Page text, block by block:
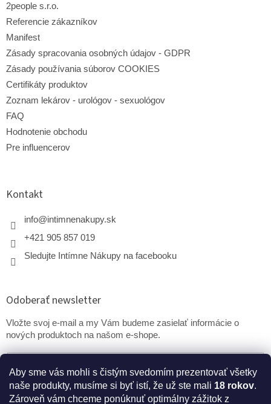
Aby sme vás mohli s čistým svedomím prezentovať všetky
naše produkty, musíme si byť istí, že už ste mali 18 rokov.
Zároveň vám chceme ponúknuť optimálny zážitok z
2people s.r.o.
Referencie zákazníkov
Manifest
Zásady spracovania osobných údajov - GDPR
Zásady používania súborov COOKIES
Certifikáty produktov
Zoznam lekárov - urológov - sexuológov
FAQ
Hodnotenie obchodu
Pre influencerov
Kontakt
info@intimnenakupy.sk
+421 905 857 019
Sledujte Intímne Nákupy na facebooku
Odoberať newsletter
Vložte svoj e-mail a my Vám budeme zasielať informácie o
nových produktoch na našom e-shope.
PRIHLÁSIŤ SA